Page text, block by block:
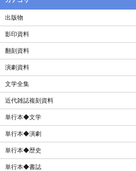
出版物
影印資料
翻刻資料
演劇資料
文学全集
近代雑誌複刻資料
単行本◆文学
単行本◆演劇
単行本◆歴史
単行本◆書誌